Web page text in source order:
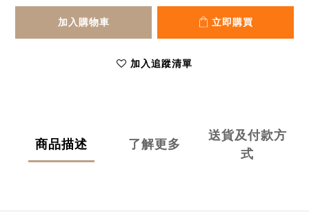
加入購物車 立即購買
加入追蹤清單
商品描述 了解更多
送貨及付款方
式